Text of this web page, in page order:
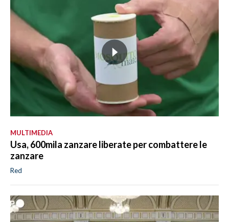
MULTIMEDIA
Usa, 600mila zanzare liberate per combattere le
zanzare
Red